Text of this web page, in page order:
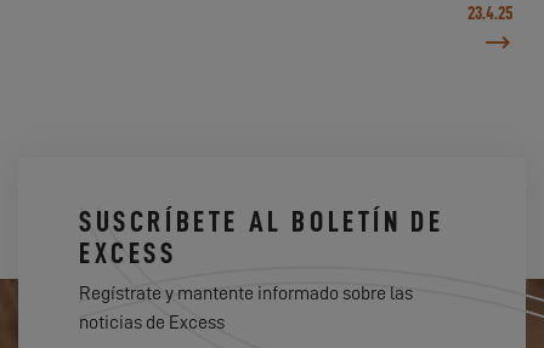
23.4.25
SUSCRÍBETE AL BOLETÍN DE
EXCESS
Regístrate y mantente informado sobre las
noticias de Excess